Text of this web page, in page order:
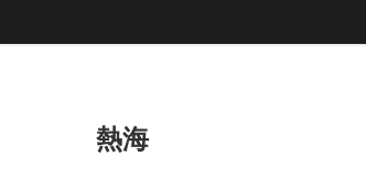
熱海